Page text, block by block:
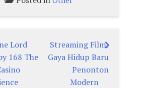
Lord
168 The
Streaming Film:
Gaya Hidup Baru
Penonton
Modern